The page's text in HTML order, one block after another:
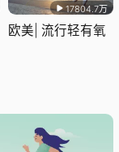
17804.7万
欧美| 流行轻有氧